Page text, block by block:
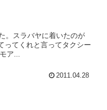
。スラバヤに着いたのが
ってくれと言ってタクシー
ア...
2011.04.28